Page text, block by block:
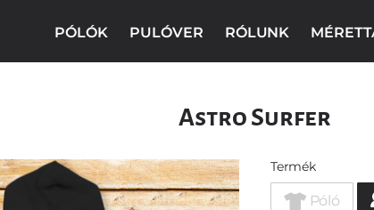
PÓLÓK PULÓVER RÓLUNK
Astro Surfer
Termék
Póló